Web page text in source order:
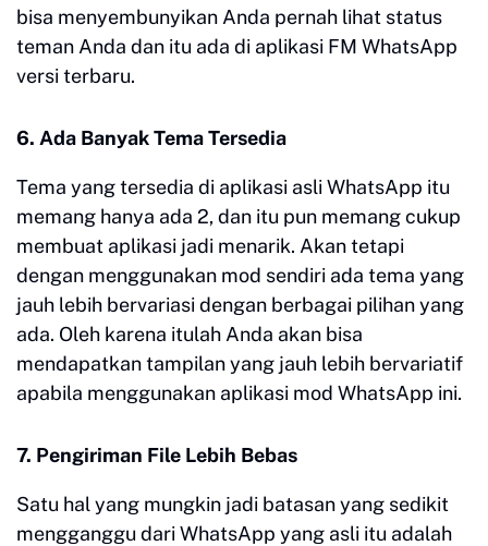
bisa menyembunyikan Anda pernah lihat status
teman Anda dan itu ada di aplikasi FM WhatsApp
versi terbaru.
6. Ada Banyak Tema Tersedia
Tema yang tersedia di aplikasi asli WhatsApp itu
memang hanya ada 2, dan itu pun memang cukup
membuat aplikasi jadi menarik. Akan tetapi
dengan menggunakan mod sendiri ada tema yang
jauh lebih bervariasi dengan berbagai pilihan yang
ada. Oleh karena itulah Anda akan bisa
mendapatkan tampilan yang jauh lebih bervariatif
apabila menggunakan aplikasi mod WhatsApp ini.
7. Pengiriman File Lebih Bebas
Satu hal yang mungkin jadi batasan yang sedikit
mengganggu dari WhatsApp yang asli itu adalah